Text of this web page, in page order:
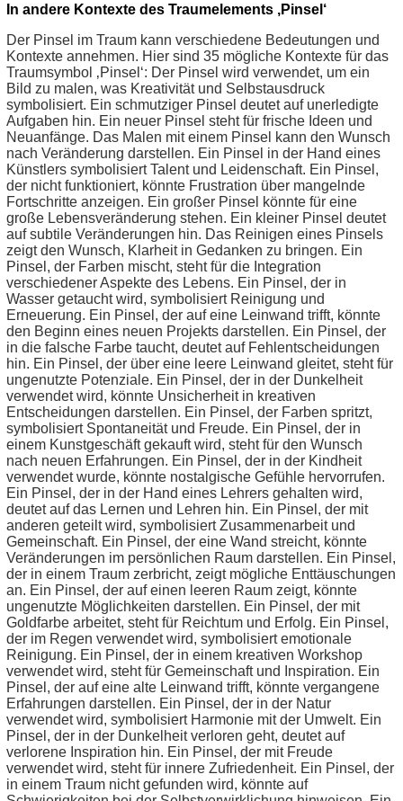
In andere Kontexte des Traumelements ‚Pinsel‘
Der Pinsel im Traum kann verschiedene Bedeutungen und
Kontexte annehmen. Hier sind 35 mögliche Kontexte für das
Traumsymbol ‚Pinsel‘: Der Pinsel wird verwendet, um ein
Bild zu malen, was Kreativität und Selbstausdruck
symbolisiert. Ein schmutziger Pinsel deutet auf unerledigte
Aufgaben hin. Ein neuer Pinsel steht für frische Ideen und
Neuanfänge. Das Malen mit einem Pinsel kann den Wunsch
nach Veränderung darstellen. Ein Pinsel in der Hand eines
Künstlers symbolisiert Talent und Leidenschaft. Ein Pinsel,
der nicht funktioniert, könnte Frustration über mangelnde
Fortschritte anzeigen. Ein großer Pinsel könnte für eine
große Lebensveränderung stehen. Ein kleiner Pinsel deutet
auf subtile Veränderungen hin. Das Reinigen eines Pinsels
zeigt den Wunsch, Klarheit in Gedanken zu bringen. Ein
Pinsel, der Farben mischt, steht für die Integration
verschiedener Aspekte des Lebens. Ein Pinsel, der in
Wasser getaucht wird, symbolisiert Reinigung und
Erneuerung. Ein Pinsel, der auf eine Leinwand trifft, könnte
den Beginn eines neuen Projekts darstellen. Ein Pinsel, der
in die falsche Farbe taucht, deutet auf Fehlentscheidungen
hin. Ein Pinsel, der über eine leere Leinwand gleitet, steht für
ungenutzte Potenziale. Ein Pinsel, der in der Dunkelheit
verwendet wird, könnte Unsicherheit in kreativen
Entscheidungen darstellen. Ein Pinsel, der Farben spritzt,
symbolisiert Spontaneität und Freude. Ein Pinsel, der in
einem Kunstgeschäft gekauft wird, steht für den Wunsch
nach neuen Erfahrungen. Ein Pinsel, der in der Kindheit
verwendet wurde, könnte nostalgische Gefühle hervorrufen.
Ein Pinsel, der in der Hand eines Lehrers gehalten wird,
deutet auf das Lernen und Lehren hin. Ein Pinsel, der mit
anderen geteilt wird, symbolisiert Zusammenarbeit und
Gemeinschaft. Ein Pinsel, der eine Wand streicht, könnte
Veränderungen im persönlichen Raum darstellen. Ein Pinsel,
der in einem Traum zerbricht, zeigt mögliche Enttäuschungen
an. Ein Pinsel, der auf einen leeren Raum zeigt, könnte
ungenutzte Möglichkeiten darstellen. Ein Pinsel, der mit
Goldfarbe arbeitet, steht für Reichtum und Erfolg. Ein Pinsel,
der im Regen verwendet wird, symbolisiert emotionale
Reinigung. Ein Pinsel, der in einem kreativen Workshop
verwendet wird, steht für Gemeinschaft und Inspiration. Ein
Pinsel, der auf eine alte Leinwand trifft, könnte vergangene
Erfahrungen darstellen. Ein Pinsel, der in der Natur
verwendet wird, symbolisiert Harmonie mit der Umwelt. Ein
Pinsel, der in der Dunkelheit verloren geht, deutet auf
verlorene Inspiration hin. Ein Pinsel, der mit Freude
verwendet wird, steht für innere Zufriedenheit. Ein Pinsel, der
in einem Traum nicht gefunden wird, könnte auf